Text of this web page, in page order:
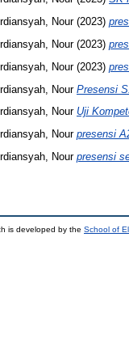
Nour(2023)
Nour(2023)
Nour(2023)
Nour Presensi
Nour Uji
Nour presensi
Nour presensi
is developed by the School of